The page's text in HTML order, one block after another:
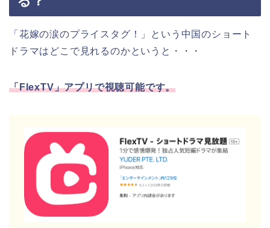
「花嫁の涙のプライスタグ！」
という中国のショート
ドラマはどこで見れるのかというと・・・
「FlexTV」アプリで視聴可能です。